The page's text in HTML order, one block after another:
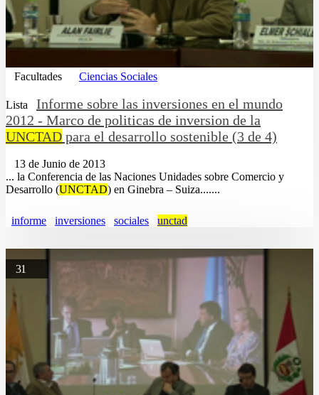
Facultades Ciencias Sociales
Lista
Informe sobre las inversiones en el mundo
2012 - Marco de politicas de inversion de la
UNCTAD para el desarrollo sostenible (3 de 4)
13 de Junio de 2013
... la Conferencia de las Naciones Unidades sobre Comercio y
Desarrollo (UNCTAD) en Ginebra – Suiza.......
informe inversiones sociales unctad
31